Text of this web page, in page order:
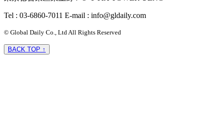
Tel : 03-6860-7011 E-mail : info@gldaily.com
© Global Daily Co., Ltd All Rights Reserved
BACK TOP ↑